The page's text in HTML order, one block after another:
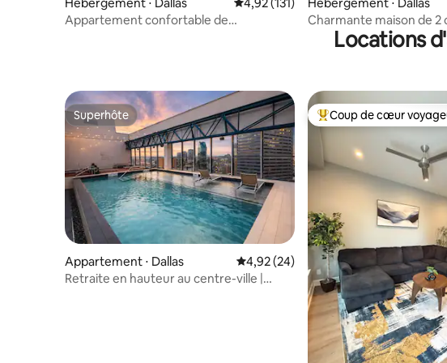
Appartement confortable de
Charmante maison de 2
Bishop Arts
Locations
Superhôte
Superhôte
Appartement ⋅ Dallas Évaluation moyenne sur la base de
4,92 (24)
Retraite en hauteur au centre-ville |
Coups de cœur
Coup de cœur